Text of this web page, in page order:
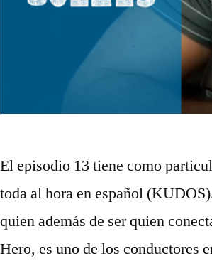
El episodio 13 tiene como
toda al hora en español
quien además de ser quien
Hero, es uno de los conductores